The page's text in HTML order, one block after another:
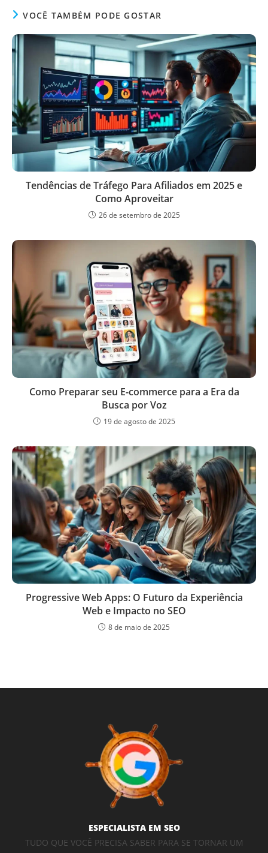
VOCÊ TAMBÉM PODE GOSTAR
Tendências de Tráfego Para Afiliados em 2025 e
Como Aproveitar
26 de setembro de 2025
Como Preparar seu E-commerce para a Era da
Busca por Voz
19 de agosto de 2025
Progressive Web Apps: O Futuro da Experiência
Web e Impacto no SEO
8 de maio de 2025
ESPECIALISTA EM SEO
TUDO QUE VOCÊ PRECISA SABER PARA SE TORNAR UM